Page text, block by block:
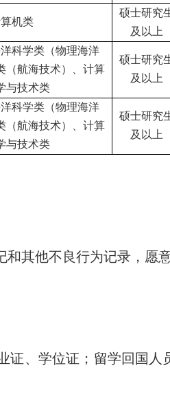
机类
硕士研究
及以上
科学类（物理海洋
（航海技术）、计算
与技术类
硕士研究
及以上
科学类（物理海洋
（航海技术）、计算
与技术类
硕士研究
及以上
其他不良行为记录，愿
证、学位证；留学回国